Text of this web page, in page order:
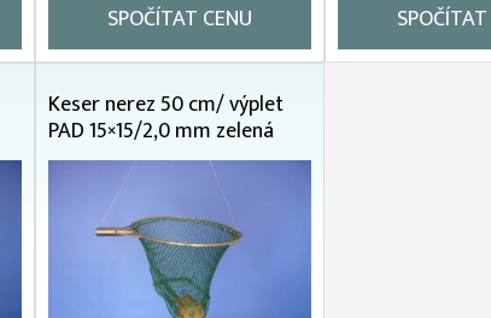
SPOČÍTAT CENU
Keser nerez 50 cm/ výplet
PAD 15×15/2,0 mm zelená